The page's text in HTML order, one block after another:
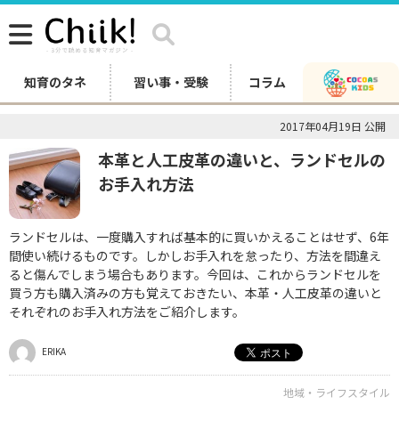
知育のタネ 習い事・受験 コラム
2017年04月19日 公開
本革と人工皮革の違いと、ランドセルの
お手入れ方法
ランドセルは、一度購入すれば基本的に買いかえることはせず、6年
間使い続けるものです。しかしお手入れを怠ったり、方法を間違え
ると傷んでしまう場合もあります。今回は、これからランドセルを
買う方も購入済みの方も覚えておきたい、本革・人工皮革の違いと
それぞれのお手入れ方法をご紹介します。
ERIKA
地域・ライフスタイル